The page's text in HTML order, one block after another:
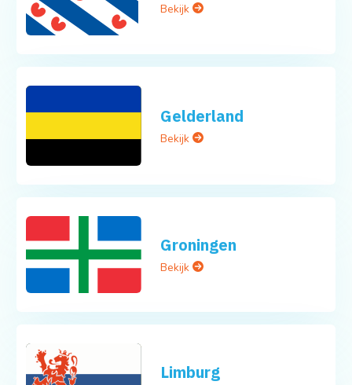
Bekijk
Gelderland
Bekijk
Groningen
Bekijk
Limburg